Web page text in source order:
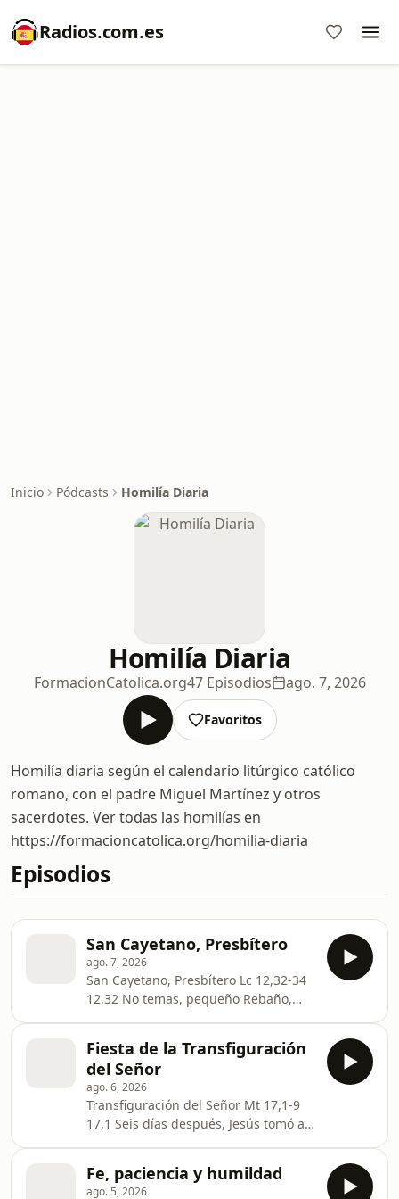
Radios.com.es
Inicio Pódcasts Homilía Diaria
Homilía Diaria
FormacionCatolica.org47 Episodios ago. 7, 2026
Favoritos
Homilía diaria según el calendario litúrgico católico
romano, con el padre Miguel Martínez y otros
sacerdotes. Ver todas las homilías en
https://formacioncatolica.org/homilia-diaria
Episodios
San Cayetano, Presbítero
ago. 7, 2026
San Cayetano, Presbítero Lc 12,32-34
12,32 No temas, pequeño Rebaño,
sus bienes y denlos como limosna.
Háganse bolsas que no se desgasten
y acumulen un tesoro inagotable en
el cielo, donde no se acerca el ladrón
ni destruye la polilla. 12,34 Porque allí
donde tengan su tesoro, tendrán
también su corazón. Memoria de San
Cayetano
Fiesta de la Transfiguración
del Señor
ago. 6, 2026
Transfiguración del Señor Mt 17,1-9
17,1 Seis días después, Jesús tomó a
elevado. 17,2 Allí se transfiguró en
Fe, paciencia y humildad
ago. 5, 2026